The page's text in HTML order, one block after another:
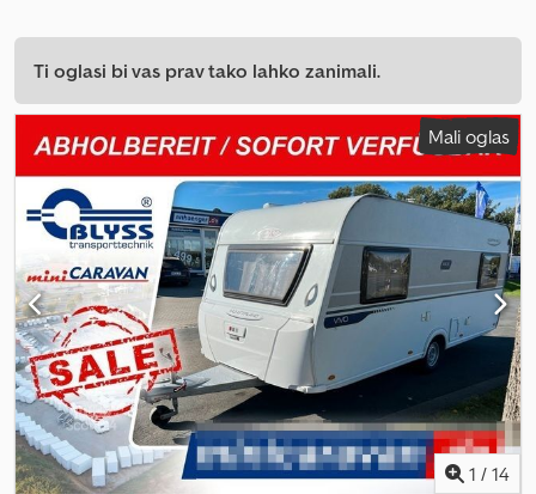
Ti oglasi bi vas prav tako lahko zanimali.
Mali oglas
1 / 14